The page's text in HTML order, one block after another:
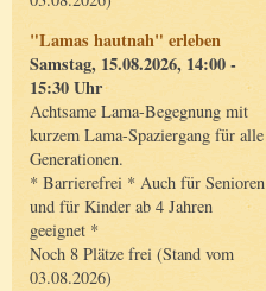
"Lamas hautnah" erleben
Samstag, 15.08.2026, 14:00 -
15:30 Uhr
Achtsame Lama-Begegnung mit
kurzem Lama-Spaziergang für alle
Generationen.
* Barrierefrei * Auch für Senioren
und für Kinder ab 4 Jahren
geeignet *
Noch 8 Plätze frei (Stand vom
03.08.2026)